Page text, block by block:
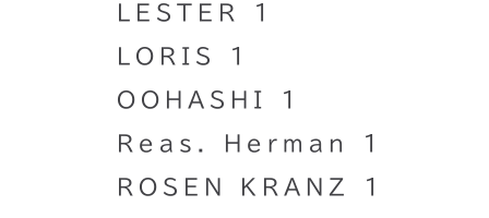
LESTER 1
LORIS 1
OOHASHI 1
Reas. Herman 1
ROSEN KRANZ 1